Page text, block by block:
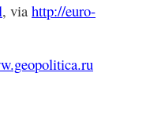
, via http://euro-